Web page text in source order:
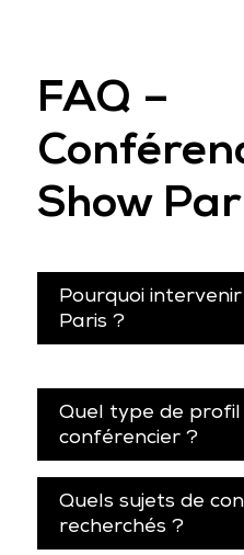
FAQ –
Show
Pourquoi
Paris ?
Quel type de
conférencier ?
Quels sujets de
recherchés ?